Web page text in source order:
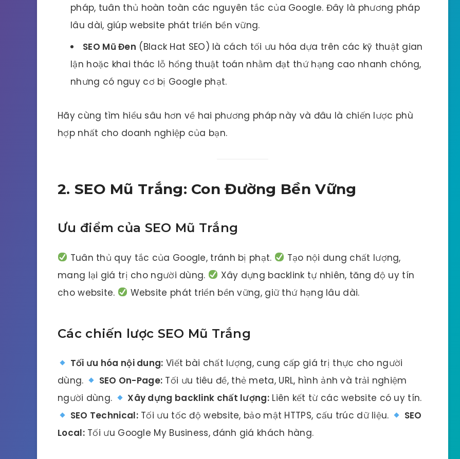
pháp, tuân thủ hoàn toàn các nguyên tắc của Google. Đây là phương pháp
lâu dài, giúp website phát triển bền vững.
SEO Mũ Đen (Black Hat SEO) là cách tối ưu hóa dựa trên các kỹ thuật gian
lận hoặc khai thác lỗ hổng thuật toán nhằm đạt thứ hạng cao nhanh chóng,
nhưng có nguy cơ bị Google phạt.
Hãy cùng tìm hiểu sâu hơn về hai phương pháp này và đâu là chiến lược phù
hợp nhất cho doanh nghiệp của bạn.
2. SEO Mũ Trắng: Con Đường Bền Vững
Ưu điểm của SEO Mũ Trắng
Tuân thủ quy tắc của Google, tránh bị phạt.
Tạo nội dung chất lượng,
mang lại giá trị cho người dùng.
Xây dựng backlink tự nhiên, tăng độ uy tín
cho website.
Website phát triển bền vững, giữ thứ hạng lâu dài.
Các chiến lược SEO Mũ Trắng
Tối ưu hóa nội dung: Viết bài chất lượng, cung cấp giá trị thực cho người
dùng.
SEO On-Page: Tối ưu tiêu đề, thẻ meta, URL, hình ảnh và trải nghiệm
người dùng.
Xây dựng backlink chất lượng: Liên kết từ các website có uy tín.
SEO Technical:Tối ưu tốc độ website, bảo mật HTTPS, cấu trúc dữ liệu.
SEO
Local:Tối ưu Google My Business, đánh giá khách hàng.